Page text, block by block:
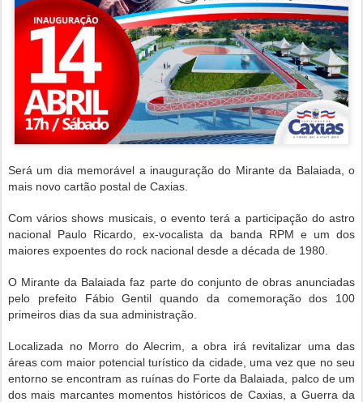
Será um dia memorável a inauguração do Mirante da Balaiada, o
mais novo cartão postal de Caxias.
Com vários shows musicais, o evento terá a participação do astro
nacional Paulo Ricardo, ex-vocalista da banda RPM e um dos
maiores expoentes do rock nacional desde a década de 1980.
O Mirante da Balaiada faz parte do conjunto de obras anunciadas
pelo prefeito Fábio Gentil quando da comemoração dos 100
primeiros dias da sua administração.
Localizada no Morro do Alecrim, a obra irá revitalizar uma das
áreas com maior potencial turístico da cidade, uma vez que no seu
entorno se encontram as ruínas do Forte da Balaiada, palco de um
dos mais marcantes momentos históricos de Caxias, a Guerra da